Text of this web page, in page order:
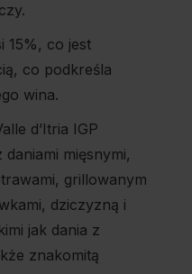
15%, co jest
co podkreśla
wina.
d’Itria IGP
mięsnymi,
grillowanym
dziczyzną i
jak dania z
znakomitą